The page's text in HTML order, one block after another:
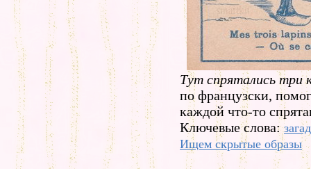
Тут спрятались три
по французски,
каждой что-то
Ключевые слова:
Ищем скрытые образы